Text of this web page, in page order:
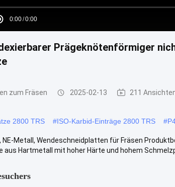
Mute
Time
0:00/0:00
Prägeknötenförmiger
zum Fräsen 2025-02-13 211
2800 TRS #ISO-Karbid-Einträge 2800 TRS #
NE-Metall, Wendeschneidplatten für Fräsen
aus Hartmetall mit hoher Härte und hohem